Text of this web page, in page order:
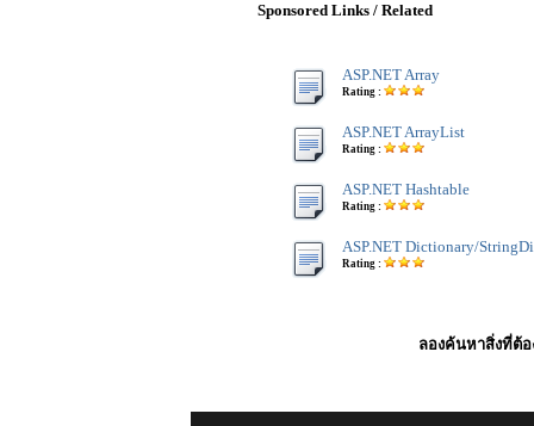
Sponsored Links / Related
ASP.NET Array
Rating :
ASP.NET ArrayList
Rating :
ASP.NET Hashtable
Rating :
ASP.NET Dictionary/
Rating :
ลองค้นหาสิ่งที่ต้อ